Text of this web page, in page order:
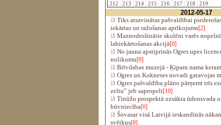
212
213 214 215 216 217 218 219
2012-05-17
Tiks atsavinātas pašvaldībai
iekārtas un ražošanas aprīkojums[2]
Maznodrošinātie skolēni varēs
labiekārtošanas akcijā[0]
No jauna apstiprinās Ogres upes
nolikumu[0]
Brīvdabas muzejā - Ķiparu nama
Ogres un Kokneses novadi gatavojas
Ogres pašvaldība plāno pārņemt trīs
zeltu” jeb sapropeli[10]
Tīnūžu prospektā uzsākta ūdensvada
būvniecība[0]
Šovasar visā Latvijā ieskandinās
svētkus[0]